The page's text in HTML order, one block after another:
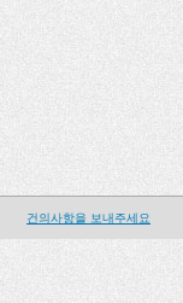
건의사항을 보내주세요